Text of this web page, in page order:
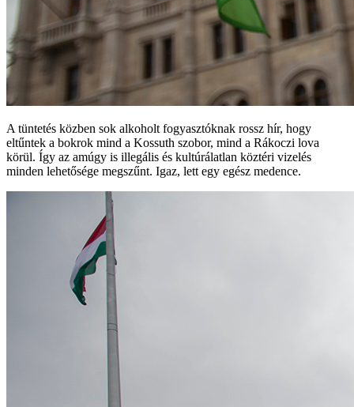
A tüntetés közben sok alkoholt fogyasztóknak rossz hír, hogy
eltűntek a bokrok mind a Kossuth szobor, mind a Rákoczi lova
körül. Így az amúgy is illegális és kultúrálatlan köztéri vizelés
minden lehetősége megszűnt. Igaz, lett egy egész medence.